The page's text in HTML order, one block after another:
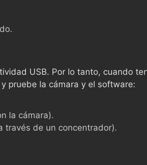
USB. Por lo tanto, cuando
pruebe la cámara y el software:
la cámara).
través de un concentrador).